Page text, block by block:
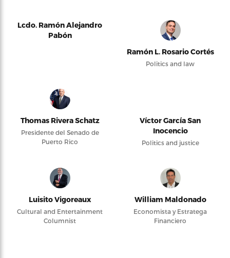
Lcdo. Ramón Alejandro
Pabón
Ramón L. Rosario Cortés
Politics and law
Thomas Rivera Schatz
Presidente del Senado de
Puerto Rico
Víctor García San
Inocencio
Politics and justice
Luisito Vigoreaux
Cultural and Entertainment
Columnist
William Maldonado
Economista y Estratega
Financiero